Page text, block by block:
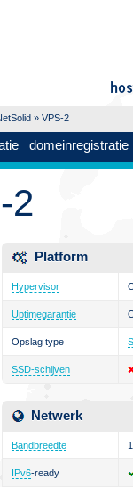
» VPS-2
domeinregistratie
2
Platform
Hypervisor
Uptimegarantie
Opslag type
SSD-schijven
Netwerk
Bandbreedte
IPv6-ready